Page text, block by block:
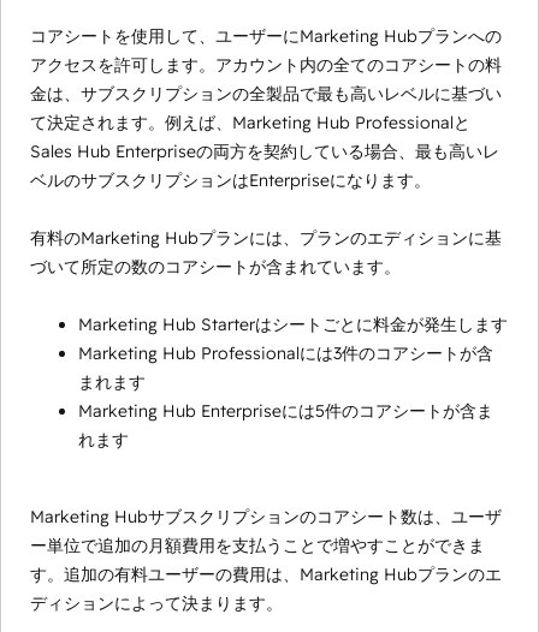
コアシートを使用して、ユーザーにMarketing Hubプランへの
アクセスを許可します。アカウント内の全てのコアシートの料
金は、サブスクリプションの全製品で最も高いレベルに基づい
て決定されます。例えば、Marketing Hub Professionalと
Sales Hub Enterpriseの両方を契約している場合、最も高いレ
ベルのサブスクリプションはEnterpriseになります。
有料のMarketing Hubプランには、プランのエディションに基
づいて所定の数のコアシートが含まれています。
Marketing Hub Starterはシートごとに料金が発生します
Marketing Hub Professionalには3件のコアシートが含
まれます
Marketing Hub Enterpriseには5件のコアシートが含ま
れます
Marketing Hubサブスクリプションのコアシート数は、ユーザ
ー単位で追加の月額費用を支払うことで増やすことができま
す。追加の有料ユーザーの費用は、Marketing Hubプランのエ
ディションによって決まります。